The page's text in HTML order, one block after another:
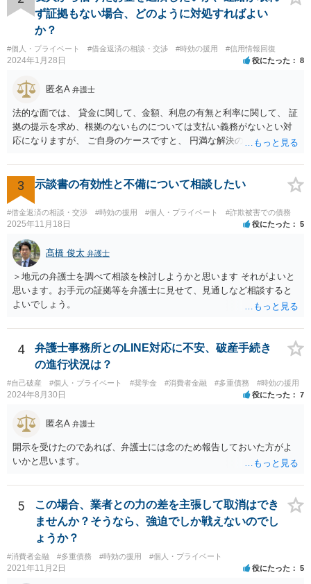
ず証拠もない場合、どのように対処すればよい
か？
#個人・プライベート #借金返済の相談・交渉 #時効の援用 #信用情報回復
2024年1月28日 役にたった 8
匿名A 弁護士
法的な面では、 貸金に関して、金額、利息の有無と利率に関して、 証
拠の提示を求め、根拠のないものについては支払い義務がないとい対
応になりますが、 ご自身のケースですと、 円満な解決のため、一定程
けではありません）。 何某かの主張をされた場合、あらためて弁護士
に相談されるという形でよいかと思います。
3 示談書の有効性と不備について相談したい
#借金返済の相談・交渉 #時効の援用 #個人・プライベート #詐欺被害での債務
2025年11月18日 役にたった 5
髙橋 俊太 弁護士
＞地元の弁護士を調べて相談を検討しようかと思います それがよいと
思います。お手元の証拠等を弁護士に見せて、見通しなど相談すると
よいでしょう。
4
弁護士事務所とのLINE対応に不安、破産手続き
の進行状況は？
#自己破産 #個人・プライベート #奨学金 #消費者金融 #多重債務 #時効の援用
2024年8月30日 役にたった 7
匿名A 弁護士
開示を受けたのであれば、弁護士には念のため報告しておいた方がよ
いかと思います。
5
この場合、業者との力の差を主張して取消はでき
ませんか？そうなら、強迫でしか戦えないのでし
ょうか？
#消費者金融 #多重債務 #時効の援用 #個人・プライベート
2021年11月2日 役にたった 5